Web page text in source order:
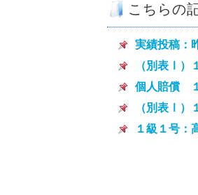
こちらの
実績投稿：
（別表Ⅰ）
個人賠償 １
（別表Ⅰ）
１級１号：